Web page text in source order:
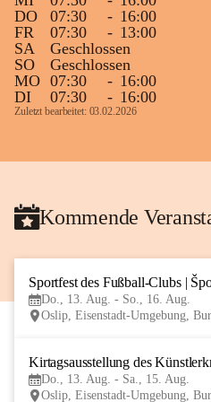
DO
07:30 - 16:00
FR
07:30 - 13:00
SA
Geschlossen
SO
Geschlossen
MO 07:30 - 16:00
DI
07:30 - 16:00
Zuletzt bearbeitet: 03.02.2026
Kommende
Sportfest des Fußball-Clubs |
Do., 13. Aug. - So., 16. Aug.
Oslip, Eisenstadt-Umgebung,
Kirtagsausstellung des
Do., 13. Aug. - Sa., 15. Aug.
Oslip, Eisenstadt-Umgebung,